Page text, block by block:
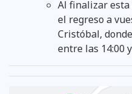
Al finalizar esta
el regreso a
Cristóbal,
entre las 14:00